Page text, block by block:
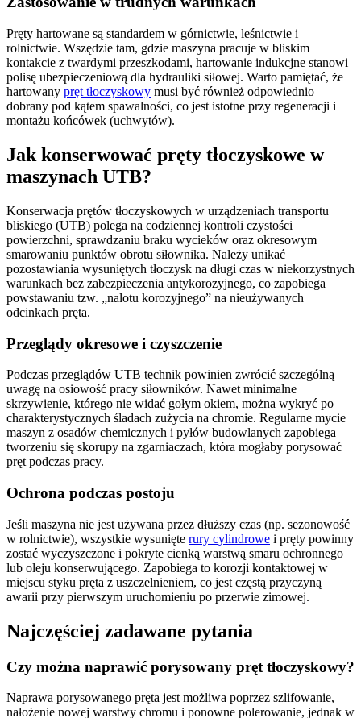
Pręty hartowane są standardem w górnictwie, leśnictwie i
rolnictwie. Wszędzie tam, gdzie maszyna pracuje w bliskim
kontakcie z twardymi przeszkodami, hartowanie indukcjne stanowi
polisę ubezpieczeniową dla hydrauliki siłowej. Warto pamiętać, że
hartowany pręt tłoczyskowy musi być również odpowiednio
dobrany pod kątem spawalności, co jest istotne przy regeneracji i
montażu końcówek (uchwytów).
Jak konserwować pręty tłoczyskowe w
maszynach UTB?
Konserwacja prętów tłoczyskowych w urządzeniach transportu
bliskiego (UTB) polega na codziennej kontroli czystości
powierzchni, sprawdzaniu braku wycieków oraz okresowym
smarowaniu punktów obrotu siłownika. Należy unikać
pozostawiania wysuniętych tłoczysk na długi czas w niekorzystnych
warunkach bez zabezpieczenia antykorozyjnego, co zapobiega
powstawaniu tzw. „nalotu korozyjnego” na nieużywanych
odcinkach pręta.
Przeglądy okresowe i czyszczenie
Podczas przeglądów UTB technik powinien zwrócić szczególną
uwagę na osiowość pracy siłowników. Nawet minimalne
skrzywienie, którego nie widać gołym okiem, można wykryć po
charakterystycznych śladach zużycia na chromie. Regularne mycie
maszyn z osadów chemicznych i pyłów budowlanych zapobiega
tworzeniu się skorupy na zgarniaczach, która mogłaby porysować
pręt podczas pracy.
Ochrona podczas postoju
Jeśli maszyna nie jest używana przez dłuższy czas (np. sezonowość
w rolnictwie), wszystkie wysunięte rury cylindrowe i pręty powinny
zostać wyczyszczone i pokryte cienką warstwą smaru ochronnego
lub oleju konserwującego. Zapobiega to korozji kontaktowej w
miejscu styku pręta z uszczelnieniem, co jest częstą przyczyną
awarii przy pierwszym uruchomieniu po przerwie zimowej.
Najczęściej zadawane pytania
Czy można naprawić porysowany pręt tłoczyskowy?
Naprawa porysowanego pręta jest możliwa poprzez szlifowanie,
nałożenie nowej warstwy chromu i ponowne polerowanie, jednak w